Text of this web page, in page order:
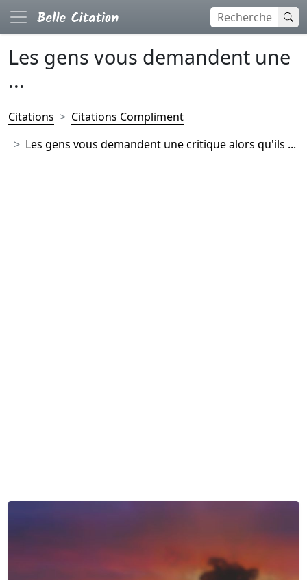
Les gens vous demandent une
...
Citations
Citations Compliment
Les gens vous demandent une critique alors qu'ils ...